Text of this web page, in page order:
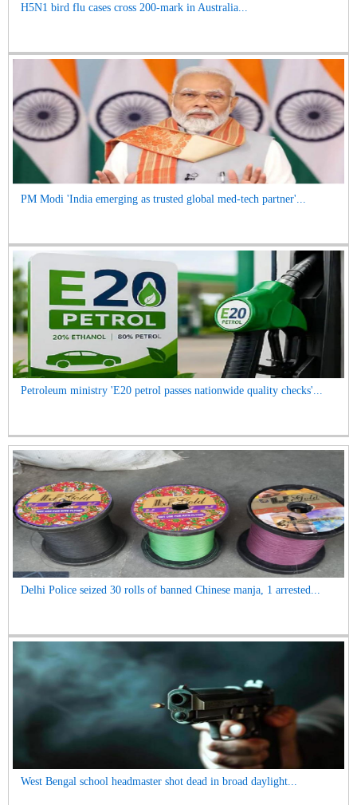
H5N1 bird flu cases cross 200-mark in Australia...
PM Modi 'India emerging as trusted global med-tech partner'...
Petroleum ministry 'E20 petrol passes nationwide quality checks'...
Delhi Police seized 30 rolls of banned Chinese manja, 1 arrested...
West Bengal school headmaster shot dead in broad daylight...